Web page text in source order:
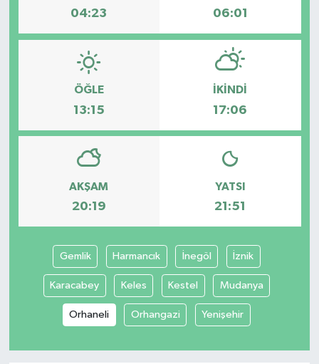
04:23 06:01
ÖĞLE
13:15
İKINDI
17:06
AKŞAM
20:19
YATSI
21:51
Gemlik Harmancık İnegöl İznik
Karacabey Keles Kestel Mudanya
Orhaneli Orhangazi Yenişehir